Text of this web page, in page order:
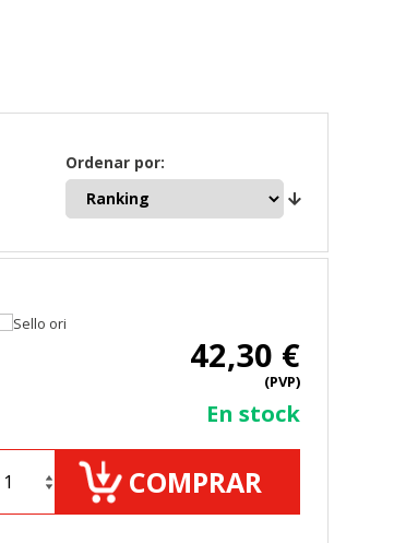
Ordenar por:
42,30 €
(PVP)
En stock
COMPRAR
configurar su